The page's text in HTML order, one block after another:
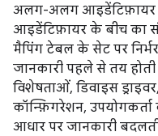
अलग-अलग आइडेंटिफ़ायर
आइडेंटिफ़ायर के बीच का
मैपिंग टेबल के सेट पर
जानकारी पहले से तय
विशेषताओं, डिवाइस
कॉन्फ़िगरेशन,
आधार पर जानकारी